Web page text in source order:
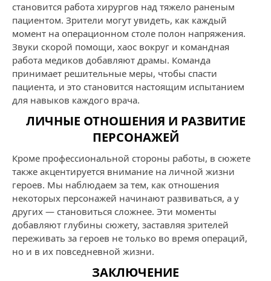
становится работа хирургов над тяжело раненым
пациентом. Зрители могут увидеть, как каждый
момент на операционном столе полон напряжения.
Звуки скорой помощи, хаос вокруг и командная
работа медиков добавляют драмы. Команда
принимает решительные меры, чтобы спасти
пациента, и это становится настоящим испытанием
для навыков каждого врача.
ЛИЧНЫЕ ОТНОШЕНИЯ И РАЗВИТИЕ
ПЕРСОНАЖЕЙ
Кроме профессиональной стороны работы, в сюжете
также акцентируется внимание на личной жизни
героев. Мы наблюдаем за тем, как отношения
некоторых персонажей начинают развиваться, а у
других — становиться сложнее. Эти моменты
добавляют глубины сюжету, заставляя зрителей
переживать за героев не только во время операций,
но и в их повседневной жизни.
ЗАКЛЮЧЕНИЕ